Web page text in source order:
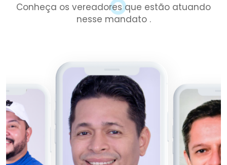
Conheça os vereadores que estão atuando
nesse mandato .